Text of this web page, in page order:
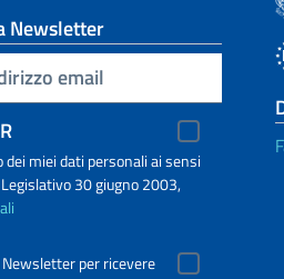
Newsletter
miei dati personali ai sensi
30 giugno 2003,
per ricevere